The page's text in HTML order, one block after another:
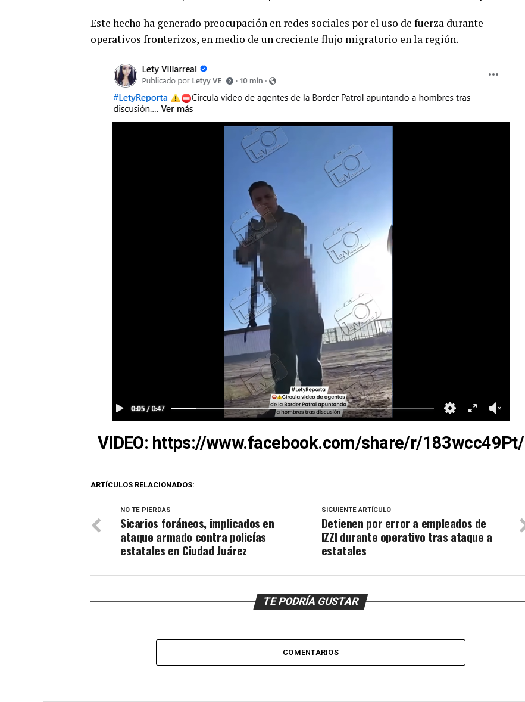
Este hecho ha generado preocupación en redes sociales por el uso de fuerza durante
operativos fronterizos, en medio de un creciente flujo migratorio en la región.
VIDEO: https://www.facebook.com/share/r/183wcc49Pt/
ARTÍCULOS RELACIONADOS:
SIGUIENTE ARTÍCULO
Detienen por error a empleados de
IZZI durante operativo tras ataque a
estatales
NO TE PIERDAS
Sicarios foráneos, implicados en
ataque armado contra policías
estatales en Ciudad Juárez
TE PODRÍA GUSTAR
COMENTARIOS